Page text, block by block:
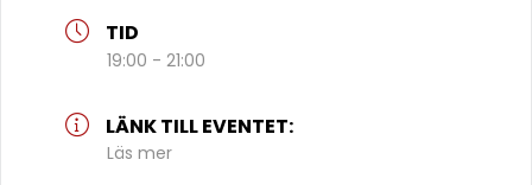
TID
19:00 - 21:00
LÄNK TILL EVENTET:
Läs mer